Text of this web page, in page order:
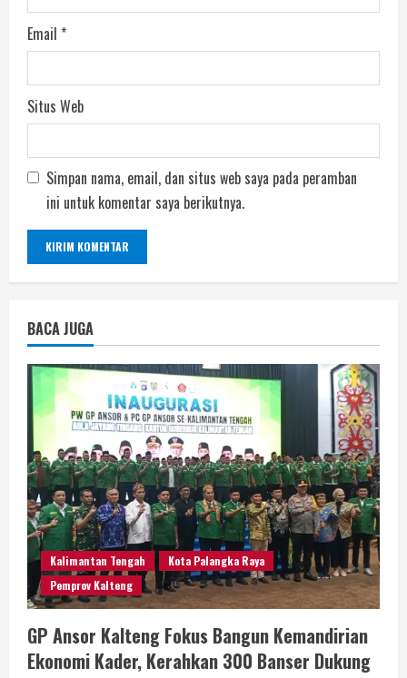
Email *
Situs Web
Simpan nama, email, dan situs web saya pada peramban
ini untuk komentar saya berikutnya.
BACA JUGA
Kalimantan Tengah
Kota Palangka Raya
Pemprov Kalteng
GP Ansor Kalteng Fokus Bangun Kemandirian
Ekonomi Kader, Kerahkan 300 Banser Dukung